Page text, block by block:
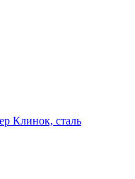
Клинок, сталь